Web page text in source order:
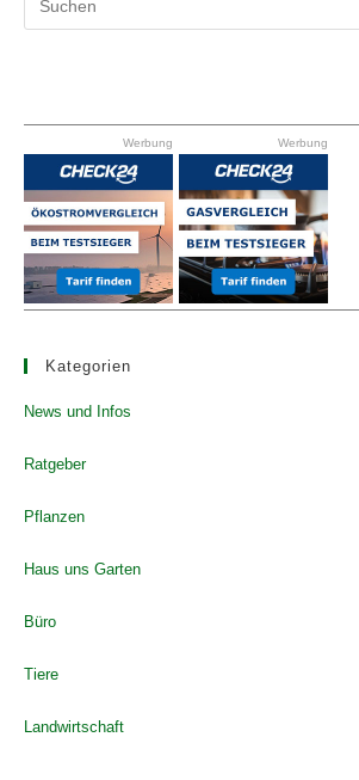
Werbung Werbung
Kategorien
News und Infos
Ratgeber
Pflanzen
Haus uns Garten
Büro
Tiere
Landwirtschaft